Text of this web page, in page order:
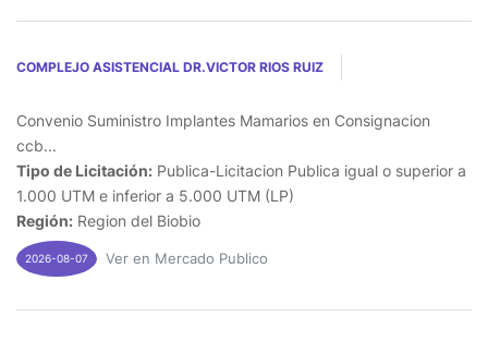
COMPLEJO ASISTENCIAL DR.VICTOR RIOS RUIZ
Convenio Suministro Implantes Mamarios en Consignacion
ccb...
Tipo de Licitación: Publica-Licitacion Publica igual o superior a
1.000 UTM e inferior a 5.000 UTM (LP)
Región: Region del Biobio
2026-08-07 Ver en Mercado Publico